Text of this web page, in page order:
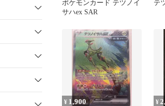
ポケモンカード テツノイ
サハex SAR
テ
¥ 1,900 ¥